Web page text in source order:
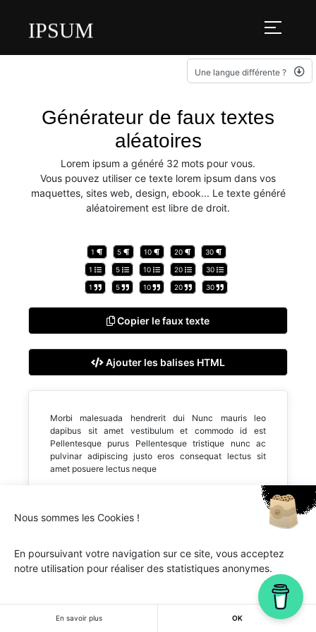
IPSUM
Une langue différente ?
Générateur de faux textes
aléatoires
Lorem ipsum a généré 32 mots pour vous.
Vous pouvez utiliser ce texte lorem ipsum dans vos
maquettes, sites web, design, ebook... Le texte généré
aléatoirement est libre de droit.
1 5 10 20 30
1 5 10 20 30
1 5 10 20 30
Copier le faux texte
Ajouter les balises HTML
Morbi malesuada hendrerit dui Nunc mauris leo
dapibus sit amet vestibulum et commodo id est
Pellentesque purus Pellentesque tristique nunc ac
pulvinar adipiscing justo eros consequat lectus sit
amet posuere lectus neque
Ipsum.one © 2018-2026 - Tous droits réservés -
Lorem
Nous sommes les Cookies !
En poursuivant votre navigation sur ce site, vous acceptez
notre utilisation pour réaliser des statistiques anonymes.
En savoir plus OK